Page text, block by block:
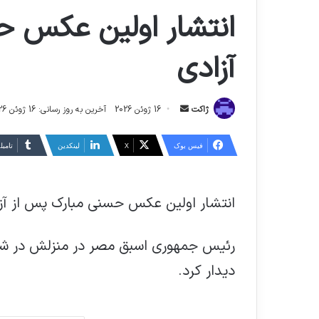
انتشار اولین
آزادی
ژاکت
ارسال 16 ژوئن 2026 آخرین به روز رسانی: 16 ژوئن 2026
فیس بوک X لینکدین
انتشار اولین عکس حسنی مبارک پس از
رئیس جمهوری اسبق مصر در منزلش در
دیدار کرد.